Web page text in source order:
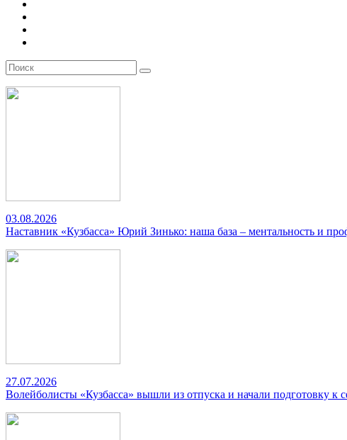
03.08.2026
Наставник «Кузбасса» Юрий Зинько: наша база – ментальность и
27.07.2026
Волейболисты «Кузбасса» вышли из отпуска и начали подготовку к